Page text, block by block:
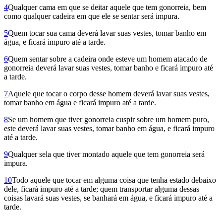
4Qualquer cama em que se deitar aquele que tem gonorreia, bem
como qualquer cadeira em que ele se sentar será impura.
5Quem tocar sua cama deverá lavar suas vestes, tomar banho em
água, e ficará impuro até a tarde.
6Quem sentar sobre a cadeira onde esteve um homem atacado de
gonor­reia deverá lavar suas vestes, tomar banho e ficará impuro até
a tarde.
7Aquele que tocar o corpo desse homem deverá lavar suas vestes,
tomar banho em água e ficará impuro até a tarde.
8Se um homem que tiver gonorreia cuspir sobre um homem puro,
este deverá lavar suas vestes, tomar banho em água, e ficará impuro
até a tarde.
9Qualquer sela que tiver montado aquele que tem gonorreia será
impura.
10Todo aquele que tocar em alguma coisa que tenha estado debaixo
dele, ficará impuro até a tarde; quem transportar alguma dessas
coisas lavará suas vestes, se banhará em água, e ficará impuro até a
tarde.